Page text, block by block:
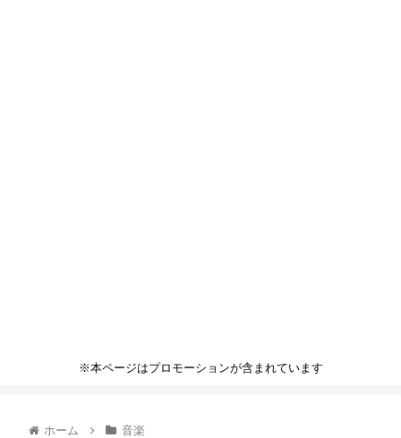
※本ページはプロモーションが含まれています
ホーム 音楽